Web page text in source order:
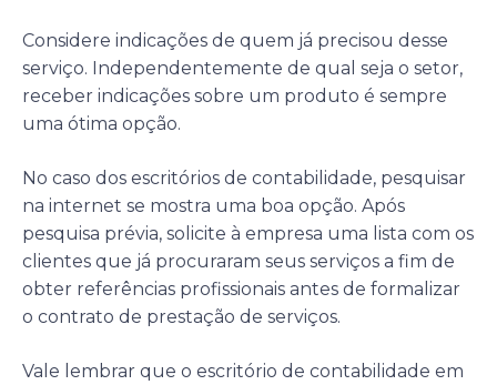
Considere indicações de quem já precisou desse
serviço. Independentemente de qual seja o setor,
receber indicações sobre um produto é sempre
uma ótima opção.
No caso dos escritórios de contabilidade, pesquisar
na internet se mostra uma boa opção. Após
pesquisa prévia, solicite à empresa uma lista com os
clientes que já procuraram seus serviços a fim de
obter referências profissionais antes de formalizar
o contrato de prestação de serviços.
Vale lembrar que o escritório de contabilidade em